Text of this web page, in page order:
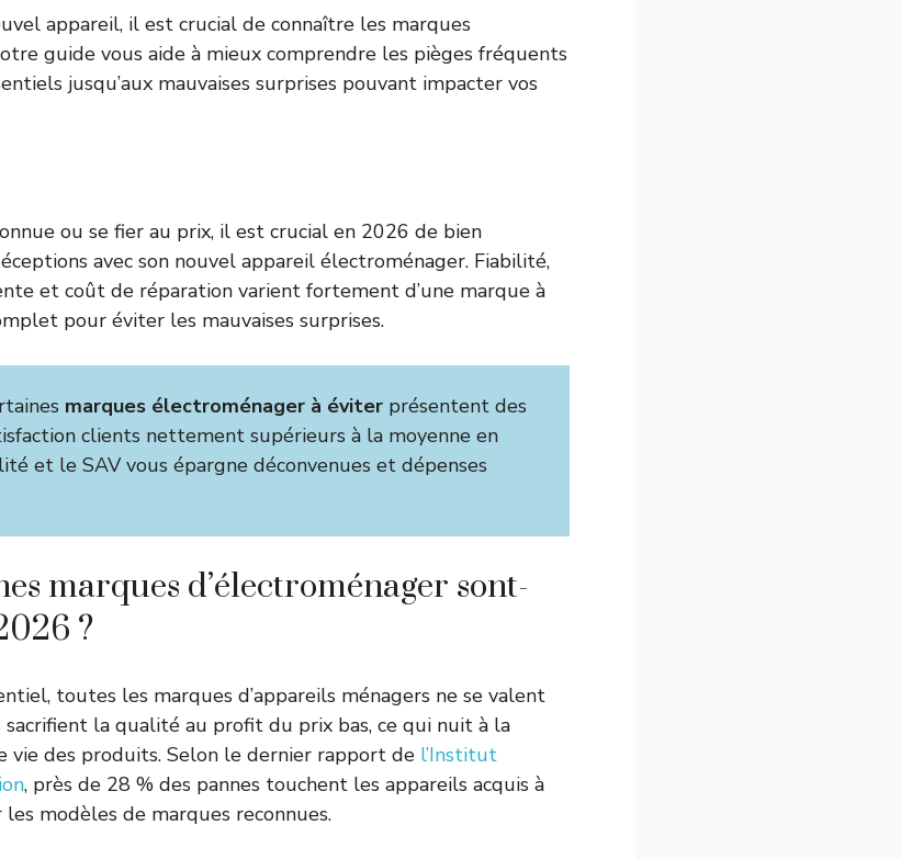
appareil, il est crucial de connaître les marques
guide vous aide à mieux comprendre les pièges fréquents
jusqu’aux mauvaises surprises pouvant impacter vos
ou se fier au prix, il est crucial en 2026 de bien
avec son nouvel appareil électroménager. Fiabilité,
et coût de réparation varient fortement d’une marque à
pour éviter les mauvaises surprises.
marques électroménager à éviter présentent des
clients nettement supérieurs à la moyenne en
et le SAV vous épargne déconvenues et dépenses
marques d’électroménager sont-
?
toutes les marques d’appareils ménagers ne se valent
sacrifient la qualité au profit du prix bas, ce qui nuit à la
vie des produits. Selon le dernier rapport de l’Institut
, près de 28 % des pannes touchent les appareils acquis à
modèles de marques reconnues.